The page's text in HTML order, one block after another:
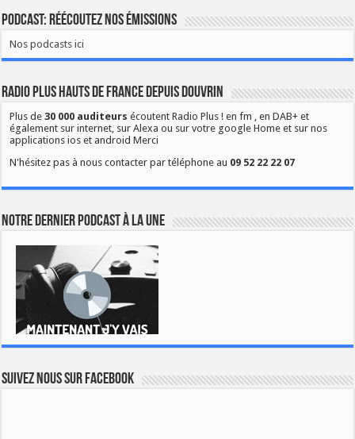
Podcast: Réécoutez nos émissions
Nos podcasts ici
Radio Plus Hauts de France depuis Douvrin
Plus de30 000 auditeurs écoutent Radio Plus ! en fm , en DAB+ et
également sur internet, sur Alexa ou sur votre google Home et sur nos
applications ios et android Merci
N'hésitez pas à nous contacter par téléphone au 09 52 22 22 07
Notre dernier podcast à la une
Suivez nous sur Facebook